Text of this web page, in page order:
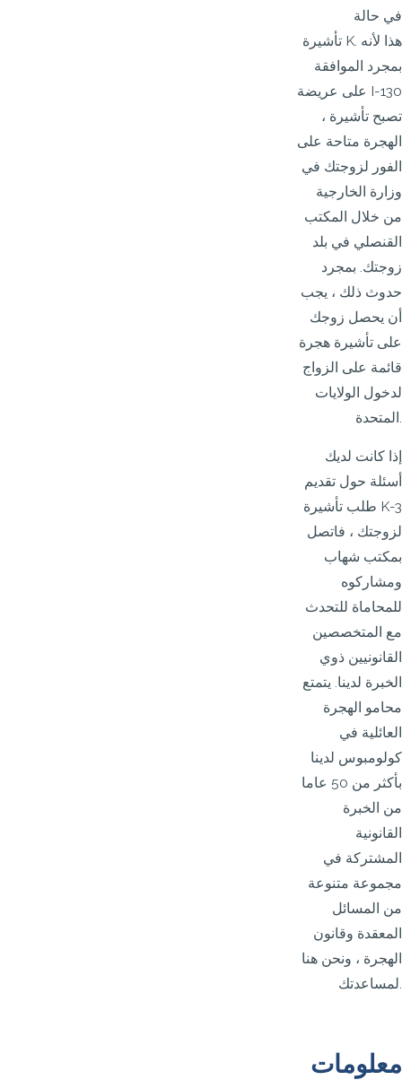
في حالة
تأشيرة K. هذا لأنه
بمجرد الموافقة
على عريضة I-130
، تصبح تأشيرة
الهجرة متاحة على
الفور لزوجتك في
وزارة الخارجية
من خلال المكتب
القنصلي في بلد
زوجتك. بمجرد
حدوث ذلك ، يجب
أن يحصل زوجك
على تأشيرة هجرة
قائمة على الزواج
لدخول الولايات
إذا كانت لديك
أسئلة حول تقديم
طلب تأشيرة K-3
لزوجتك ، فاتصل
بمكتب شهاب
ومشاركوه
للمحاماة للتحدث
مع المتخصصين
القانونيين ذوي
الخبرة لدينا. يتمتع
محامو الهجرة
العائلية في
كولومبوس لدينا
بأكثر من 50 عاما
من الخبرة
القانونية
المشتركة في
مجموعة متنوعة
من المسائل
المعقدة وقانون
الهجرة ، ونحن هنا
لمساعدتك.
معلومات